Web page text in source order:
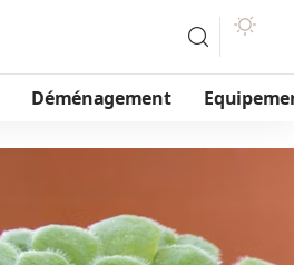
Déménagement